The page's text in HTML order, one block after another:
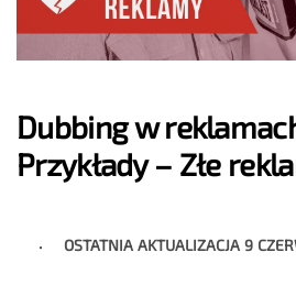
Dubbing w
Przykłady – Złe
OSTATNIA AKTUALIZACJA9